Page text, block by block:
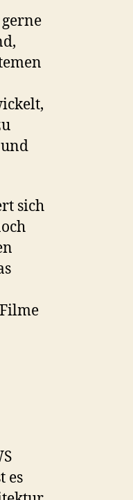
sich
es